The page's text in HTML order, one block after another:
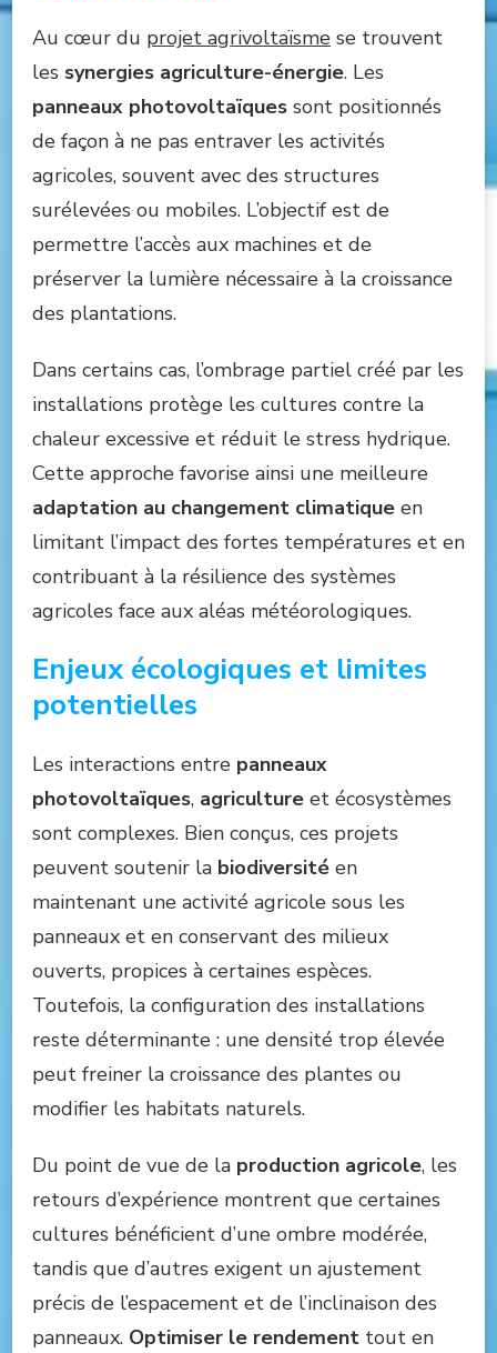
Au cœur du projet agrivoltaïsme se trouvent
les synergies agriculture-énergie. Les
panneaux photovoltaïques sont positionnés
de façon à ne pas entraver les activités
agricoles, souvent avec des structures
surélevées ou mobiles. L’objectif est de
permettre l’accès aux machines et de
préserver la lumière nécessaire à la croissance
des plantations.
Dans certains cas, l’ombrage partiel créé par les
installations protège les cultures contre la
chaleur excessive et réduit le stress hydrique.
Cette approche favorise ainsi une meilleure
adaptation au changement climatique en
limitant l’impact des fortes températures et en
contribuant à la résilience des systèmes
agricoles face aux aléas météorologiques.
Enjeux écologiques et limites
potentielles
Les interactions entre panneaux
photovoltaïques, agriculture et écosystèmes
sont complexes. Bien conçus, ces projets
peuvent soutenir la biodiversité en
maintenant une activité agricole sous les
panneaux et en conservant des milieux
ouverts, propices à certaines espèces.
Toutefois, la configuration des installations
reste déterminante : une densité trop élevée
peut freiner la croissance des plantes ou
modifier les habitats naturels.
Du point de vue de la production agricole, les
retours d’expérience montrent que certaines
cultures bénéficient d’une ombre modérée,
tandis que d’autres exigent un ajustement
précis de l’espacement et de l’inclinaison des
panneaux. Optimiser le rendement tout en